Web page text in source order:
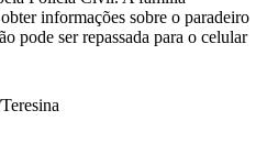
informações sobre o paradeiro
pode ser repassada para o celular